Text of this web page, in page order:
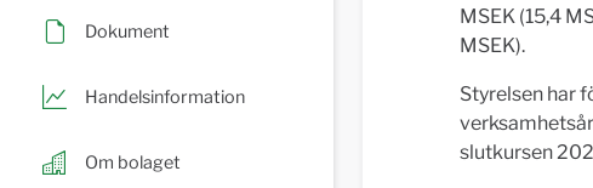
Dokument
Handelsinformation
Om bolaget
MSEK (15,4
MSEK).
Styrelsen har
slutkursen